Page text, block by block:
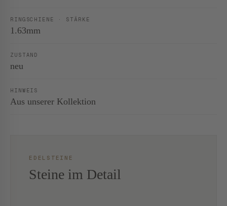
RINGSCHIENE · STÄRKE
1.63mm
ZUSTAND
neu
HINWEIS
Aus unserer Kollektion
EDELSTEINE
Steine im Detail